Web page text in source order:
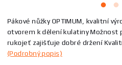
Pákové nůžky OPTIMUM, kvalitní
otvorem k dělení kulatiny Možnost
rukojeť zajišťuje dobré držení
(Podrobný popis)